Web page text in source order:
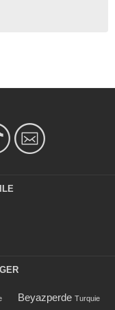
Beyazperde Turquie